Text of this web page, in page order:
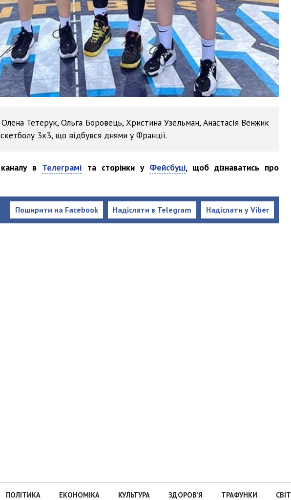
Тетерук, Ольга Боровець, Христина Узельман, Анастасія Венжик
3х3, що відбувся днями у Франції.
в Телеграмі та сторінки у Фейсбуці, щоб дізнаватись про
Надіслати у Viber
Надіслати в Telegram
Поширити на Facebook
ПОЛІТИКА ЕКОНОМІКА КУЛЬТУРА ЗДОРОВ’Я ТРАФУНКИ СВІТ